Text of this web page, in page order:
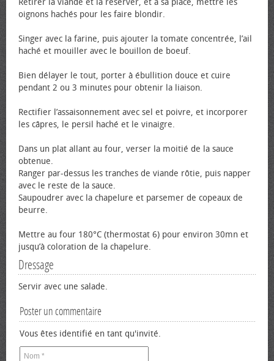
Retirer la viande et la réserver, et à sa place, mettre les
oignons hachés pour les faire blondir.
Singer avec la farine, puis ajouter la tomate concentrée, l’ail
haché et mouiller avec le bouillon de bœuf.
Bien délayer le tout, porter à ébullition douce et cuire
pendant 2 ou 3 minutes pour obtenir la liaison.
Rectifier l’assaisonnement avec sel et poivre, et incorporer
les câpres, le persil haché et le vinaigre.
Dans un plat allant au four, verser la moitié de la sauce
obtenue.
Ranger par-dessus les tranches de viande rôtie, puis napper
avec le reste de la sauce.
Saupoudrer avec la chapelure et parsemer de copeaux de
beurre.
Mettre au four 180°C (thermostat 6) pour environ 30mn et
jusqu’à coloration de la chapelure.
Dressage
Servir avec une salade.
Poster un commentaire
Vous êtes identifié en tant qu'invité.